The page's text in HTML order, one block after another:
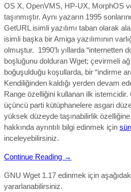
OS X, OpenVMS, HP-UX, MorphOS
taşınmıştır. Aynı yazarın 1995
GetURL isimli yazılımı taban olarak
isimli başka bir Amiga yazılımının
olmuştur. 1990’lı yıllarda “internetten
boşluğunu dolduran Wget; çevirmeli ağ
boğuşulduğu koşullarda, bir “indirme
Kendiliğinden kaldığı yerden devam
Range özelliğini kullanan ilk istemcidir.
üçüncü parti kütüphanelere asgari
yüksek düzeyde taşınabilirlik
hakkında ayrıntılı bilgi edinmek için
inceleyebilirsiniz.
Continue Reading →
GNU Wget 1.17 edinmek için
yararlanabilirsiniz.